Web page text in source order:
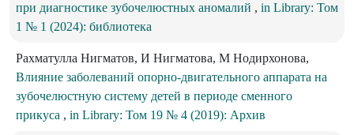
при диагностике зубочелюстных аномалий , in Library: Том
1 № 1 (2024): библиотека
Рахматулла Нигматов, И Нигматова, М Нодирхонова,
Влияние заболеваний опорно-двигательного аппарата на
зубочелюстную систему детей в периоде сменного
прикуса , in Library: Том 19 № 4 (2019): Архив